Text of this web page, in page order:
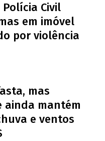
Civil
em imóvel
por violência
mas
ainda mantém
e ventos